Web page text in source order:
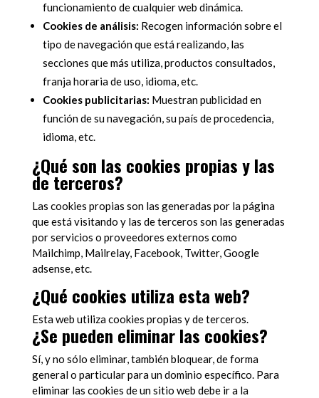
funcionamiento de cualquier web dinámica.
Cookies de análisis: Recogen información sobre el
tipo de navegación que está realizando, las
secciones que más utiliza, productos consultados,
franja horaria de uso, idioma, etc.
Cookies publicitarias: Muestran publicidad en
función de su navegación, su país de procedencia,
idioma, etc.
¿Qué son las cookies propias y las
de terceros?
Las cookies propias son las generadas por la página
que está visitando y las de terceros son las generadas
por servicios o proveedores externos como
Mailchimp, Mailrelay, Facebook, Twitter, Google
adsense, etc.
¿Qué cookies utiliza esta web?
Esta web utiliza cookies propias y de terceros.
¿Se pueden eliminar las cookies?
Sí, y no sólo eliminar, también bloquear, de forma
general o particular para un dominio específico. Para
eliminar las cookies de un sitio web debe ir a la